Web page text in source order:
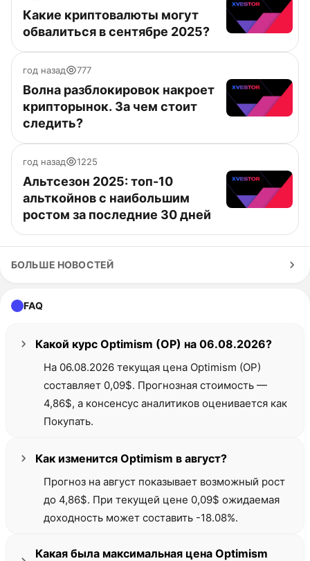
2026
104.51%
Какие криптовалюты могут
обвалиться в сентябре 2025?
год назад 777
Волна разблокировок накроет
крипторынок. За чем стоит
следить?
год назад 1225
Альтсезон 2025: топ-10
альткойнов с наибольшим
ростом за последние 30 дней
БОЛЬШЕ НОВОСТЕЙ
FAQ
Какой курс Optimism (OP) на 06.08.2026?
На 06.08.2026 текущая цена Optimism (OP)
составляет 0,09$. Прогнозная стоимость —
4,86$, а консенсус аналитиков оценивается как
Покупать.
Как изменится Optimism в август?
Прогноз на август показывает возможный рост
до 4,86$. При текущей цене 0,09$ ожидаемая
доходность может составить -18.08%.
Какая была максимальная цена Optimism